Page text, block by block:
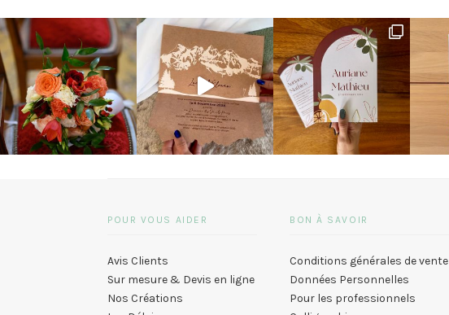
POUR VOUS AIDER
Avis Clients
Sur mesure & Devis en ligne
Nos Créations
BON À SAVOIR
Conditions générales de vente
Données Personnelles
Pour les professionnels